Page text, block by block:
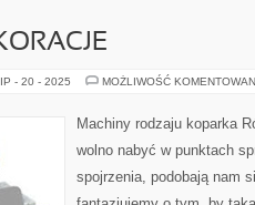
- 20 - 2025 MOŻLIWOŚĆ
Machiny rodzaju koparka
wolno nabyć w punktach
spojrzenia, podobają nam